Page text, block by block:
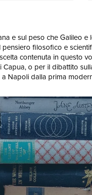
e sul peso che Galileo
filosofico e
contenuta in questo
o per il dibattito
Napoli dalla prima